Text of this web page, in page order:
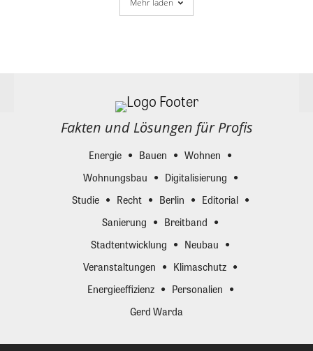
Fakten und Lösungen für Profis
Energie Bauen
Wohnen
Wohnungsbau
Digitalisierung
Studie
Recht Berlin
Editorial
Sanierung
Breitband
Stadtentwicklung
Neubau
Veranstaltungen
Klimaschutz
Energieeffizienz
Personalien
Gerd Warda